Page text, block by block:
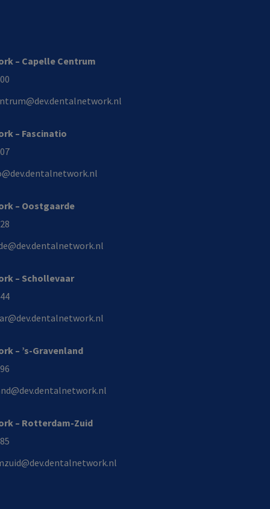
– Capelle Centrum
– Fascinatio
– Oostgaarde
– Schollevaar
– ’s-Gravenland
– Rotterdam-Zuid